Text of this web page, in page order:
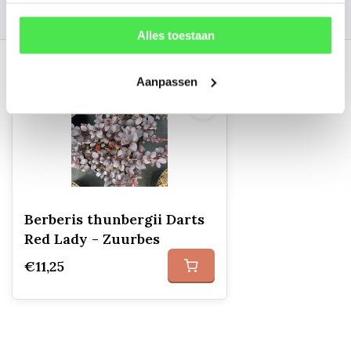
Alles toestaan
Aanpassen
Recent bekeken
Berberis thunbergii Darts
Red Lady - Zuurbes
€11,25